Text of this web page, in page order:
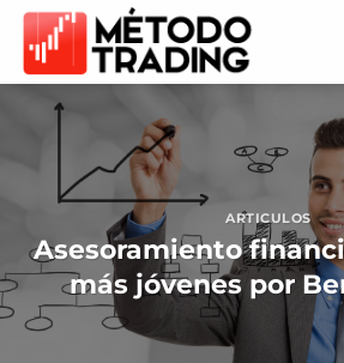
Saltar
contenido
ARTICULOS
Asesoramiento
más jóvenes por